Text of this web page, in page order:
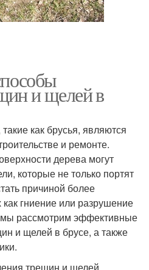
и щелей в
как брусья, являются
и ремонте.
дерева могут
которые не только портят
причиной более
гниение или разрушение
мы рассмотрим эффективные
и щелей в брусе, а также
трещин и щелей